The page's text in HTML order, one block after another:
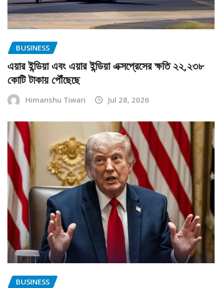
BUSINESS
এয়ার ইন্ডিয়া এবং এয়ার ইন্ডিয়া এক্সপ্রেসের ক্ষতি ২২,২৩৮
কোটি টাকায় পৌঁছেছে
Himanshu Tiwari Jul 28, 2026
BUSINESS